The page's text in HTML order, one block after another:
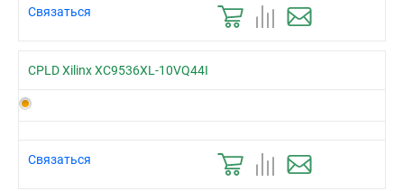
Связаться
CPLD Xilinx XC9536XL-10VQ44I
Связаться